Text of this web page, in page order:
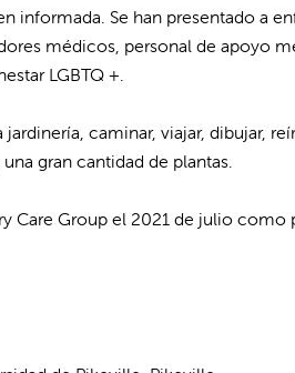
informada. Se han presentado a
médicos, personal de apoyo
LGBTQ +.
caminar, viajar, dibujar,
gran cantidad de plantas.
Care Group el 2021 de julio